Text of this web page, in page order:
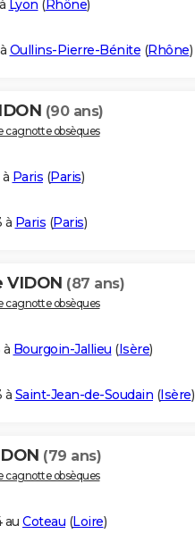
Lyon ( Rhône)
Oullins-Pierre-Bénite (Rhône)
(90 ans)
cagnotte obsèques
Paris (Paris)
à Paris (Paris)
VIDON (87 ans)
cagnotte obsèques
à Bourgoin-Jallieu (Isère)
à Saint-Jean-de-Soudain (Isère)
(79 ans)
cagnotte obsèques
au Coteau (Loire)